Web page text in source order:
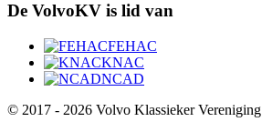
De VolvoKV is lid van
FEHAC
KNAC
NCAD
© 2017 - 2026 Volvo Klassieker Vereniging